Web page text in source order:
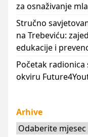
za osnaživanje
Stručno
na Trebeviću:
edukacije i
Početak
okviru
Arhive
Arhive